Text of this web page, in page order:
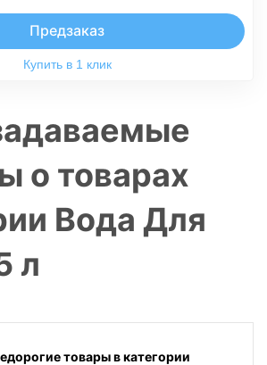
Предзаказ
Купить в 1 клик
о товарах
Вода Для
л
товары в категории